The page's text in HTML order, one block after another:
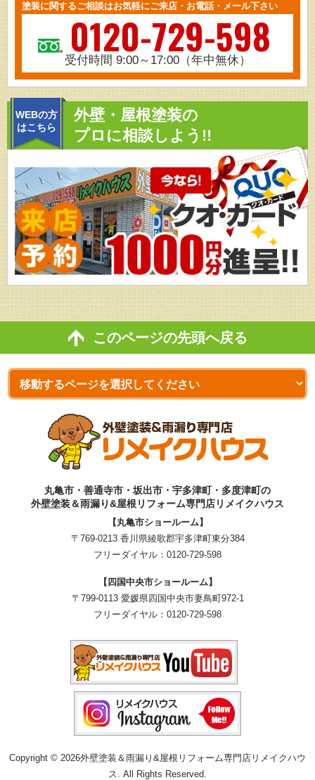
塗装に関するご相談はお気軽にご来店・お電話・メール下さい
0120-729-598
受付時間 9:00～17:00（年中無休）
WEBの方
はこちら
外壁・屋根塗装の
プロに相談しよう!!
このページの先頭へ戻る
丸亀市・善通寺市・坂出市・宇多津町・多度津町の
外壁塗装＆雨漏り&屋根リフォーム専門店リメイクハウス
【丸亀市ショールーム】
〒769-0213 香川県綾歌郡宇多津町東分384
フリーダイヤル： 0120-729-598
【四国中央市ショールーム】
〒799-0113 愛媛県四国中央市妻鳥町972-1
フリーダイヤル： 0120-729-598
Copyright © 2026外壁塗装＆雨漏り&屋根リフォーム専門店リメイクハウ
ス. All Rights Reserved.